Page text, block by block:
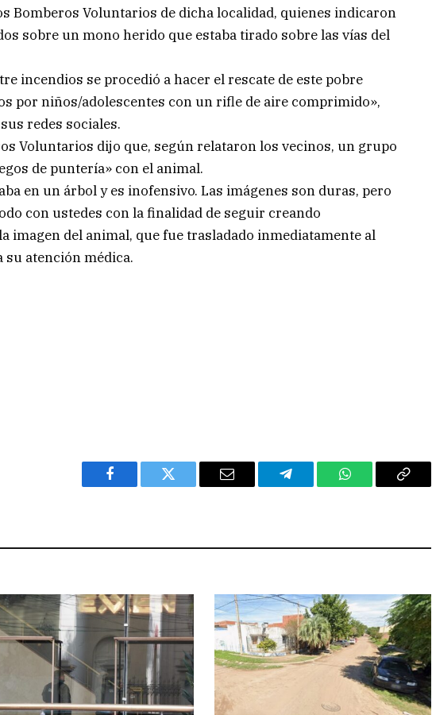
Bomberos Voluntarios de dicha localidad, quienes indicaron
sobre un mono herido que estaba tirado sobre las vías del
incendios se procedió a hacer el rescate de este pobre
por niños/adolescentes con un rifle de aire comprimido»,
redes sociales.
Voluntarios dijo que, según relataron los vecinos, un grupo
de puntería» con el animal.
en un árbol y es inofensivo. Las imágenes son duras, pero
con ustedes con la finalidad de seguir creando
imagen del animal, que fue trasladado inmediatamente al
su atención médica.
Facebook Twitter Email Telegram WhatsAppCopy